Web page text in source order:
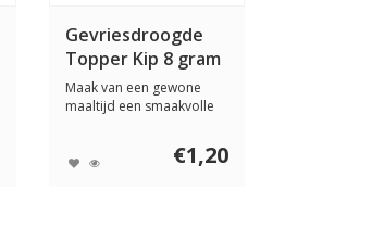
Gevriesdroogde
Topper Kip 8 gram
Maak van een gewone
maaltijd een smaakvolle
€1,20